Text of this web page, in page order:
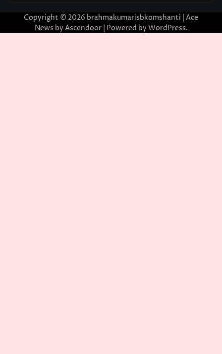
Copyright © 2026 brahmakumarisbkomshanti | Ace
News by Ascendoor| Powered by WordPress.